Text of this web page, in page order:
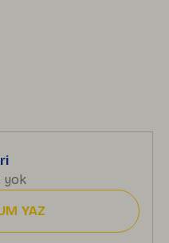
yok
YAZ